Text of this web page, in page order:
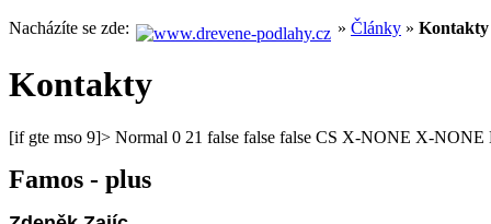
Nacházíte se zde: » Články » Kontakty
Kontakty
[if gte mso 9]> Normal 0 21 false false false CS X-NONE X-NONE
Famos - plus